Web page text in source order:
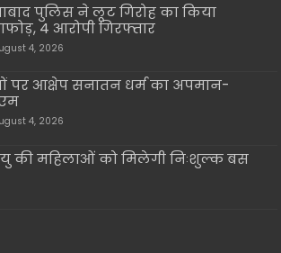
पुलिस ने लूट गिरोह का किया
4 आरोपी गिरफ्तार
4, 2026
पर आक्षेप सनातन धर्म का अपमान-
4, 2026
की महिलाओं को मिलेगी निःशुल्क बस